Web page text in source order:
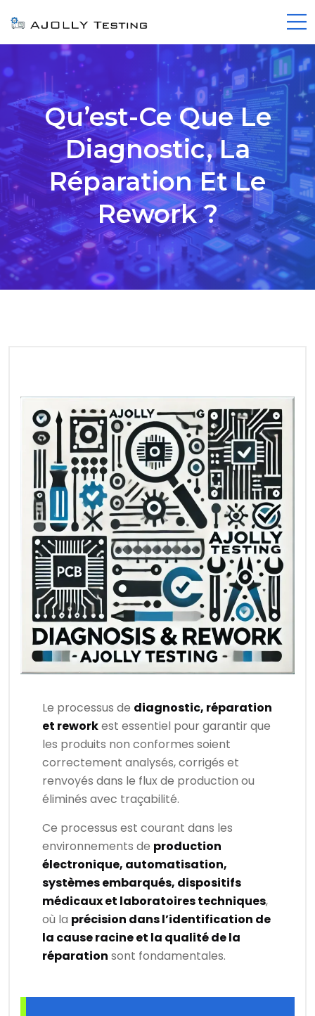
Qu’est-Ce Que Le
Diagnostic, La
Réparation Et Le
Rework ?
Le processus de diagnostic, réparation
et reworkest essentiel pour garantir que
les produits non conformes soient
correctement analysés, corrigés et
renvoyés dans le flux de production ou
éliminés avec traçabilité.
Ce processus est courant dans les
environnements de production
électronique, automatisation,
systèmes embarqués, dispositifs
médicaux et laboratoires techniques,
où la précision dans l’identification de
la cause racine et la qualité de la
réparation sont fondamentales.